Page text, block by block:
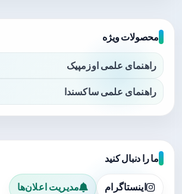
محصولات ویژه
راهنمای علمی اوزمپیک
راهنمای علمی ساکسندا
ما را دنبال کنید
اینستاگرام مدیریت اعلان‌ها